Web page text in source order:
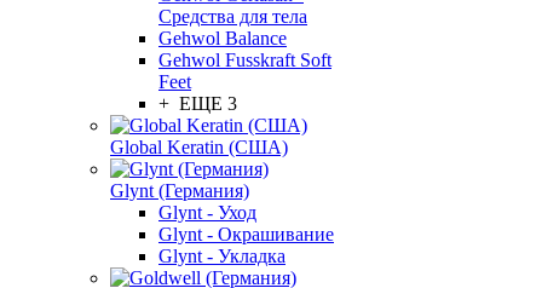
Средства для тела
Gehwol Balance
Gehwol Fusskraft Soft
Feet
+ ЕЩЕ 3
Global Keratin (США)
Glynt (Германия)
Glynt - Уход
Glynt - Окрашивание
Glynt - Укладка